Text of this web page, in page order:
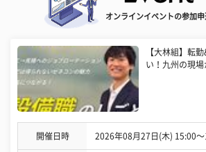
オンラインイベントの参加申
【大林組】転
い！九州の現場
開催日時 2026年08月27日(木) 15:00〜